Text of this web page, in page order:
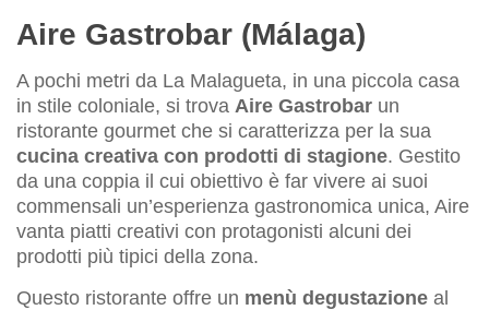
Aire Gastrobar (Málaga)
A pochi metri da La Malagueta, in una piccola casa
in stile coloniale, si trova Aire Gastrobar un
ristorante gourmet che si caratterizza per la sua
cucina creativa con prodotti di stagione. Gestito
da una coppia il cui obiettivo è far vivere ai suoi
commensali un’esperienza gastronomica unica, Aire
vanta piatti creativi con protagonisti alcuni dei
prodotti più tipici della zona.
Questo ristorante offre un menù degustazione al